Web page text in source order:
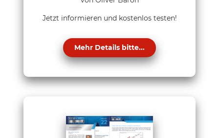
Jetzt informieren und kostenlos testen!
Mehr Details bitte...